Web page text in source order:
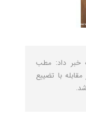
خبر داد: مطب
با تضییع